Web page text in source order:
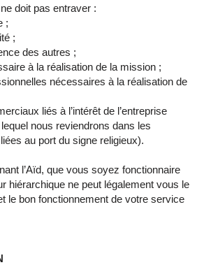
doit pas entraver :
;
;
des autres ;
à la réalisation de la mission ;
nécessaires à la réalisation de
liés à l’intérêt de l’entreprise
nous reviendrons dans les
au port du signe religieux).
l’Aïd, que vous soyez fonctionnaire
hiérarchique ne peut légalement vous le
le bon fonctionnement de votre service